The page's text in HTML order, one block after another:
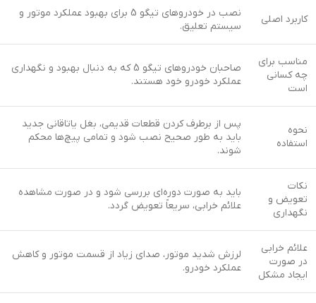
کاربرد اصلی
نصب در خودروهای تیگو 5 برای بهبود عملکرد موتور و
سیستم تعلیق.
مناسب برای
چه کسانی
است
صاحبان خودروهای تیگو 5 که به دنبال بهبود و نگهداری
عملکرد خودرو خود هستند.
نحوه
استفاده
پس از برطرف کردن قطعات قدیمی، بغل یاتاقانی جدید
باید به طور صحیح نصب شود و تمامی پیچ‌ها محکم
شوند.
نکات
تعویض و
نگهداری
باید به صورت دوره‌ای بررسی شود و در صورت مشاهده
علائم خرابی، سریعاً تعویض گردد.
علائم خرابی
در صورت
ایجاد مشکل
لرزش شدید موتور، صدای زیاد از قسمت موتور و کاهش
عملکرد خودرو.